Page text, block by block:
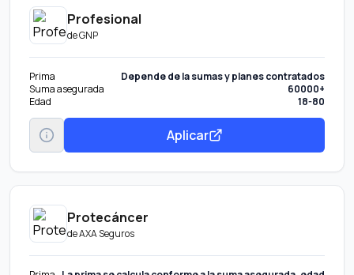
Profesional
deGNP
Prima
Depende de la sumas y planes contratados
Suma asegurada
60000+
Edad
18-80
Aplicar
Protecáncer
deAXA Seguros